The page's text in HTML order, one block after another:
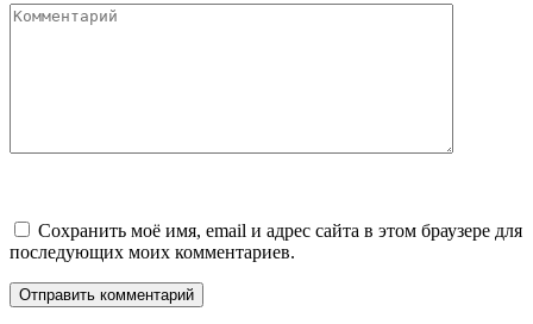
Комментарий
Сохранить моё имя, email и адрес сайта в этом браузере для
последующих моих комментариев.